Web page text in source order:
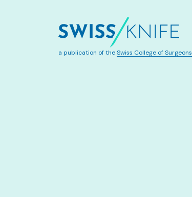
a publication of theSwiss College of Surgeons